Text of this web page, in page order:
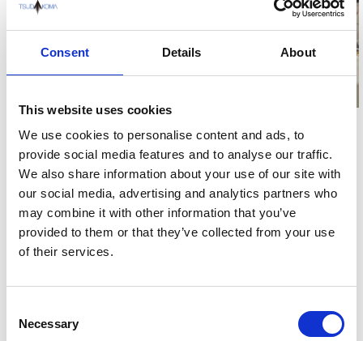
Consent Details About
This website uses cookies
We use cookies to personalise content and ads, to
provide social media features and to analyse our traffic.
We also share information about your use of our site with
our social media, advertising and analytics partners who
may combine it with other information that you’ve
provided to them or that they’ve collected from your use
of their services.
Selection
Necessary
● 一般団体見学者等の受け入れ
随時、各地経済団体、教育機関、教諭の研修のための見学会の受け
入れを行っています。地域の産業の理解、産学の連携強化に貢献し
ています。